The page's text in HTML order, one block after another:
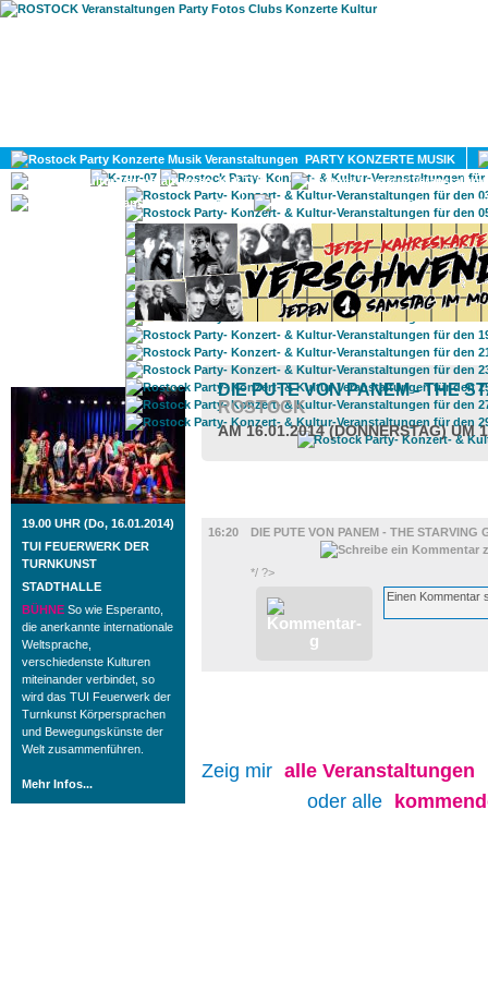
PARTY KONZERTE MUSIK
KULTUR
GAY
ROSTOCK TAGESTIPP
19.00 UHR (Do, 16.01.2014)
TUI FEUERWERK DER
TURNKUNST
STADTHALLE
BÜHNE So wie Esperanto,
die anerkannte internationale
Weltsprache,
verschiedenste Kulturen
miteinander verbindet, so
wird das TUI Feuerwerk der
Turnkunst Körpersprachen
und Bewegungskünste der
Welt zusammenführen.
Mehr Infos...
DIE PUTE VON PANEM - THE
ROSTOCK
AM 16.01.2014 (DONNERSTAG) UM
16:20
DIE PUTE VON PANEM - THE STARVING
*/ ?>
Zeig mir alle Veranstaltungen
oder alle